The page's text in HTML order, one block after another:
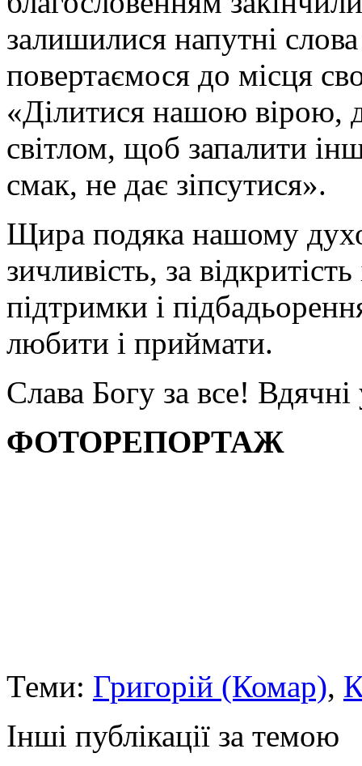
залишилися напутні
повертаємося до місця
«Ділитися нашою вірою,
світлом, щоб запалити
смак, не дає зіпсутися».
Щира подяка нашому
зичливість, за
підтримки і
любити і приймати.
Слава Богу за все! Вдячні
ФОТОРЕПОРТАЖ
Теми: Григорій (Комар),
Інші публікації за темою